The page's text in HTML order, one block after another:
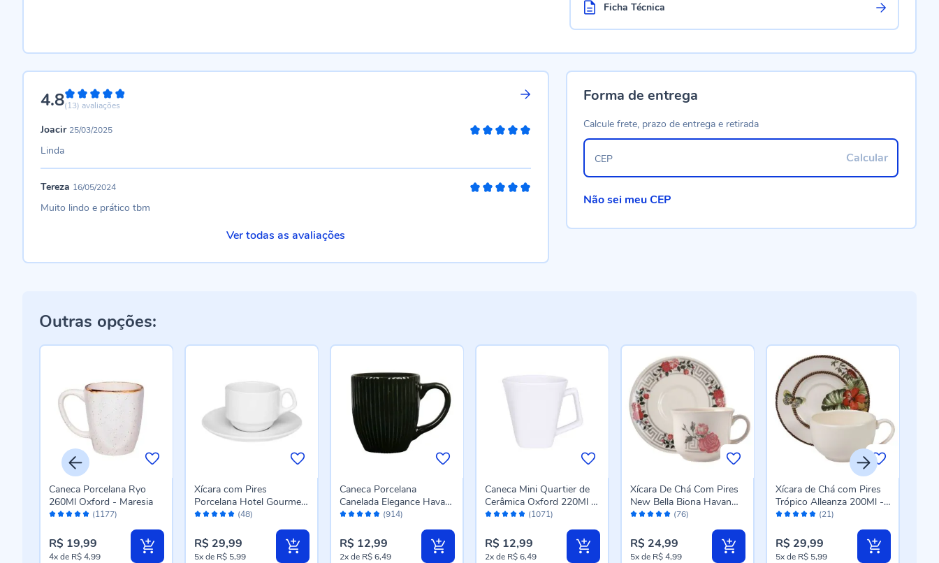
Ficha Técnica
4.896%
(13) avaliações
Joacir 25/03/2025
Linda
Tereza 16/05/2024
Muito lindo e prático tbm
Ver todas as avaliações
Forma de entrega
Calcule frete, prazo de entrega e retirada
Calcular
CEP
Não sei meu CEP
Outras opções:
Avaliação: (1177)
Caneca Porcelana Ryo
260Ml Oxford - Maresia
R$ 19,99
4xde R$ 4,99
Avaliação: (48)
Xícara com Pires
Porcelana Hotel Gourmet
Oxford - 200 ml
R$ 29,99
5xde R$ 5,99
Avaliação: (914)
Caneca Porcelana
Canelada Elegance Havan
Casa 300Ml - Preto
R$ 12,99
2xde R$ 6,49
Avaliação: (1071)
Caneca Mini Quartier de
Cerâmica Oxford 220Ml -
Branco
R$ 12,99
2xde R$ 6,49
Avaliação: (76)
Xícara De Chá Com Pires
New Bella Biona Havan
Casa 200Ml - Cerâmica
R$ 24,99
5xde R$ 4,99
Avaliação: (21)
Xícara de Chá com Pires
Trópico Alleanza 200Ml -
Cerâmica
R$ 29,99
5xde R$ 5,99